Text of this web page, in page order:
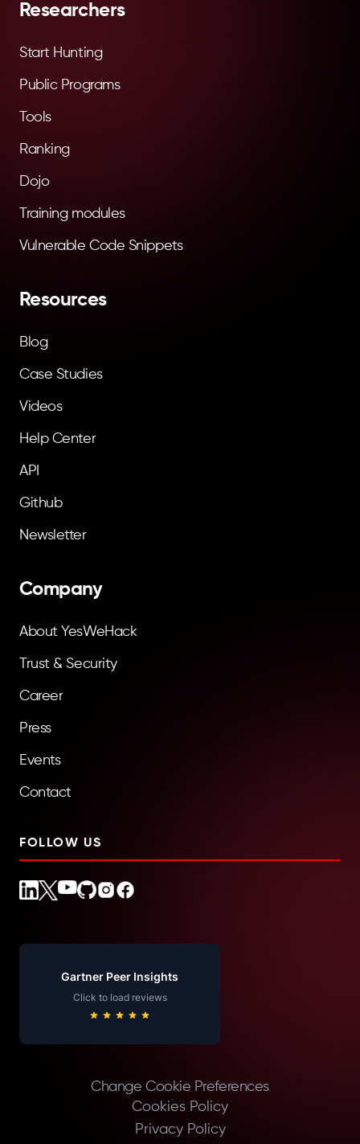
Gartner Peer Insights
Click to load reviews
Researchers
Start Hunting
Public Programs
Tools
Ranking
Dojo
Training modules
Vulnerable Code Snippets
Resources
Blog
Case Studies
Videos
Help Center
API
Github
Newsletter
Company
About YesWeHack
Trust & Security
Career
Press
Events
Contact
FOLLOW US
Privacy Policy
Cookies Policy
Change Cookie Preferences